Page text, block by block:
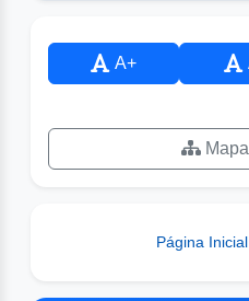
A+
Página Inicial